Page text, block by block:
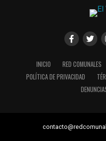
INICIO RED COMUNALES
POLÍTICA DE PRIVACIDAD